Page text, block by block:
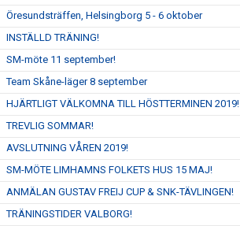
Öresundsträffen, Helsingborg 5 - 6 oktober
INSTÄLLD TRÄNING!
SM-möte 11 september!
Team Skåne-läger 8 september
HJÄRTLIGT VÄLKOMNA TILL HÖSTTERMINEN 2019!
TREVLIG SOMMAR!
AVSLUTNING VÅREN 2019!
SM-MÖTE LIMHAMNS FOLKETS HUS 15 MAJ!
ANMÄLAN GUSTAV FREIJ CUP & SNK-TÄVLINGEN!
TRÄNINGSTIDER VALBORG!